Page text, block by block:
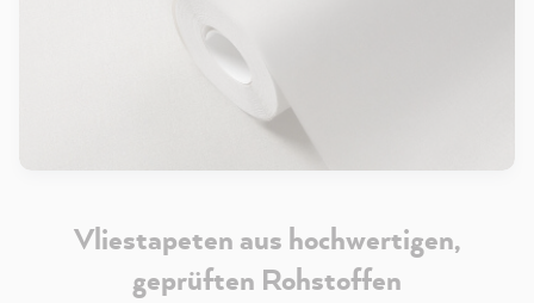
Vliestapeten aus hochwertigen,
geprüften Rohstoffen